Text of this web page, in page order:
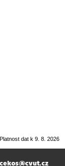
Platnost dat k 9. 8. 2026